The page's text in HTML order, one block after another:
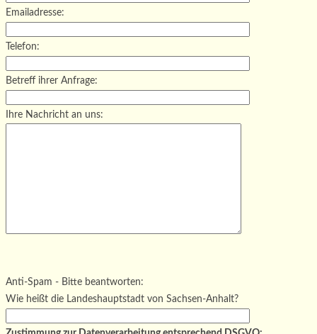
Emailadresse:
Telefon:
Betreff ihrer Anfrage:
Ihre Nachricht an uns:
Bitte lasse dieses Feld leer.
Anti-Spam - Bitte beantworten:
Wie heißt die Landeshauptstadt von Sachsen-Anhalt?